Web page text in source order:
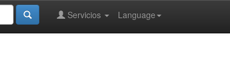
Language
Servicios